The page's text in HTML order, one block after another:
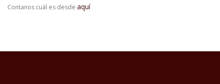
Contanos cuál es desde aquí